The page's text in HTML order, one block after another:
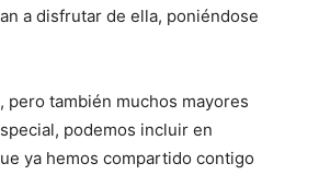
a disfrutar de ella, poniéndose
también muchos mayores
podemos incluir en
ya hemos compartido contigo